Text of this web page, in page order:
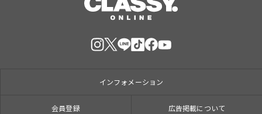
インフォメーション
会員登録 広告掲載について